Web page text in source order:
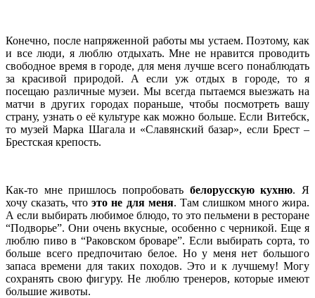
Конечно, после напряженной работы мы устаем. Поэтому, как
и все люди, я люблю отдыхать. Мне не нравится проводить
свободное время в городе, для меня лучше всего понаблюдать
за красивой природой. А если уж отдых в городе, то я
посещаю различные музеи. Мы всегда пытаемся выезжать на
матчи в других городах пораньше, чтобы посмотреть вашу
страну, узнать о её культуре как можно больше. Если Витебск,
то музей Марка Шагала и «Славянский базар», если Брест –
Брестская крепость.
Как-то мне пришлось попробовать белорусскую кухню. Я
хочу сказать, чтоэто не для меня. Там слишком много жира.
А если выбирать любимое блюдо, то это пельмени в ресторане
“Подворье”. Они очень вкусные, особенно с черникой. Еще я
люблю пиво в “Раковском броваре”. Если выбирать сорта, то
больше всего предпочитаю белое. Но у меня нет большого
запаса времени для таких походов. Это и к лучшему! Могу
сохранять свою фигуру. Не люблю тренеров, которые имеют
большие животы.